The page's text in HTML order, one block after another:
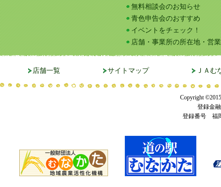
無料相談会のお知らせ
青色申告会のおすすめ
イベントをチェック！
店舗・事業所の所在地・営
店舗一覧 サイトマップ ＪＡ
Copyright
登録金
登録番号 福